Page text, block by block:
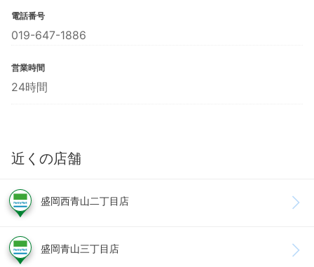
電話番号
019-647-1886
営業時間
24時間
近くの店舗
盛岡西青山二丁目店
盛岡青山三丁目店